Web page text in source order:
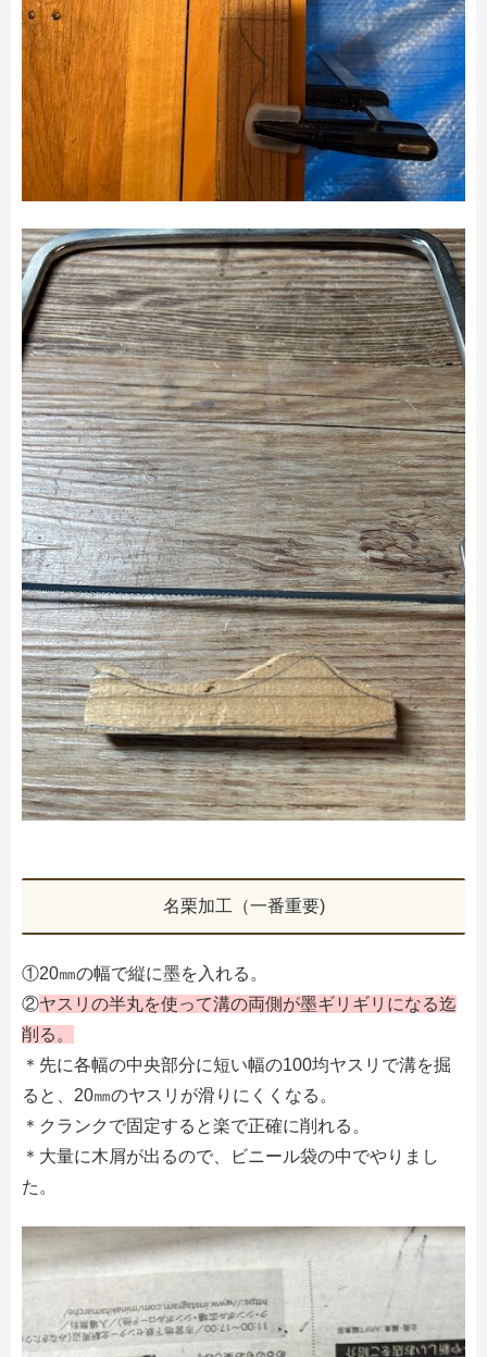
名栗加工（一番重要)
①20㎜の幅で縦に墨を入れる。
②ヤスリの半丸を使って溝の両側が墨ギリギリになる迄
削る。
＊先に各幅の中央部分に短い幅の100均ヤスリで溝を掘
ると、20㎜のヤスリが滑りにくくなる。
＊クランクで固定すると楽で正確に削れる。
＊大量に木屑が出るので、ビニール袋の中でやりまし
た。